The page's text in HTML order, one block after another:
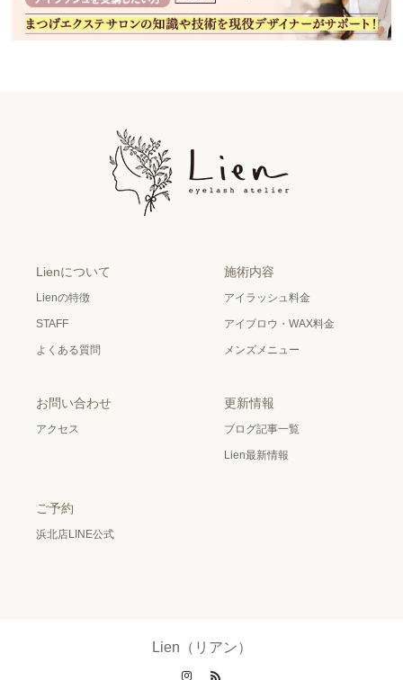
Lienについて
Lienの特徴
STAFF
よくある質問
施術内容
アイラッシュ料金
アイブロウ・WAX料金
メンズメニュー
お問い合わせ
アクセス
更新情報
ブログ記事一覧
Lien最新情報
ご予約
浜北店LINE公式
Lien（リアン）
Instagram